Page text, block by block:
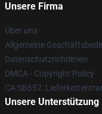
Unsere Firma
Über uns
Allgemeine
Datenschutzrichtlinien
DMCA - Copyright Policy
CA SB657:
Unsere Unterstützung